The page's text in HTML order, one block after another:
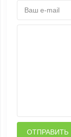
ОТПРАВИТЬ